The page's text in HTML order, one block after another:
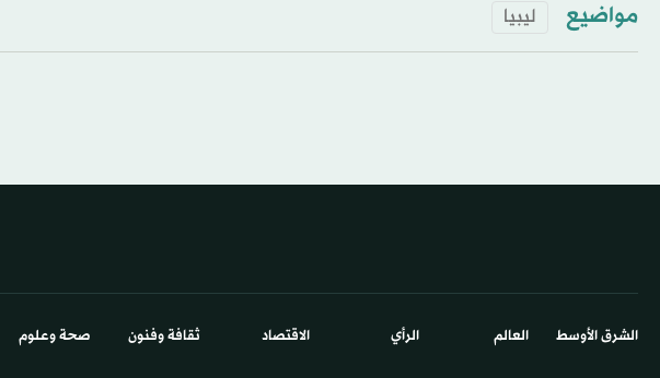
مواضيع ليبيا
الشرق الأوسط​ العالم الرأي الاقتصاد ثقافة وفنون صحة وعلوم